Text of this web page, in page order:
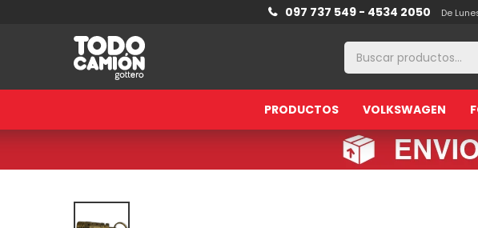
PRODUCTOS VOLKSWAGEN
097 737 549 - 4534 2050 De